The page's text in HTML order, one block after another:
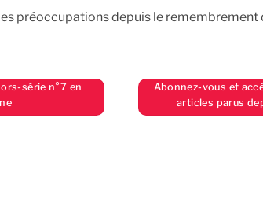
préoccupations depuis le remembrement
série n°7 en
Abonnez-vous et
articles parus